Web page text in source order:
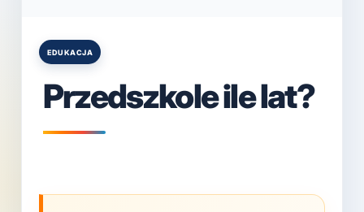
Posted
EDUKACJA
Przedszkole ile lat?